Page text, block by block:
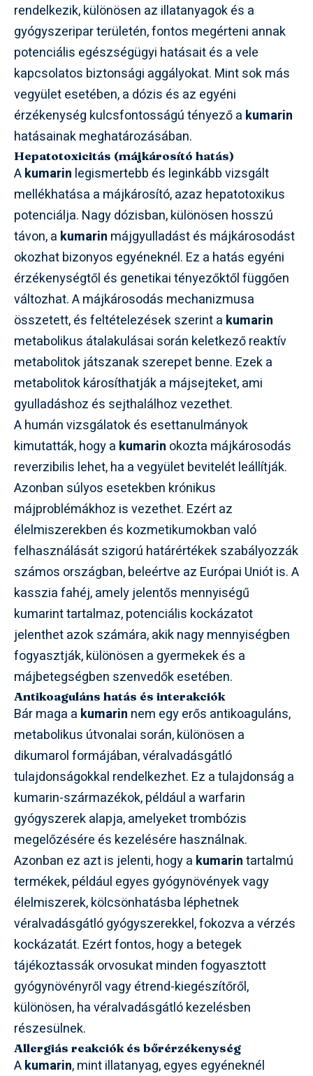
rendelkezik, különösen az illatanyagok és a
gyógyszeripar területén, fontos megérteni annak
potenciális egészségügyi hatásait és a vele
kapcsolatos biztonsági aggályokat. Mint sok más
vegyület esetében, a dózis és az egyéni
érzékenység kulcsfontosságú tényező a kumarin
hatásainak meghatározásában.
Hepatotoxicitás (májkárosító hatás)
Akumarin legismertebb és leginkább vizsgált
mellékhatása a májkárosító, azaz hepatotoxikus
potenciálja. Nagy dózisban, különösen hosszú
távon, a kumarin májgyulladást és májkárosodást
okozhat bizonyos egyéneknél. Ez a hatás egyéni
érzékenységtől és genetikai tényezőktől függően
változhat. A májkárosodás mechanizmusa
összetett, és feltételezések szerint a kumarin
metabolikus átalakulásai során keletkező reaktív
metabolitok játszanak szerepet benne. Ezek a
metabolitok károsíthatják a májsejteket, ami
gyulladáshoz és sejthalálhoz vezethet.
A humán vizsgálatok és esettanulmányok
kimutatták, hogy a kumarin okozta májkárosodás
reverzibilis lehet, ha a vegyület bevitelét leállítják.
Azonban súlyos esetekben krónikus
májproblémákhoz is vezethet. Ezért az
élelmiszerekben és kozmetikumokban való
felhasználását szigorú határértékek szabályozzák
számos országban, beleértve az Európai Uniót is. A
kasszia fahéj, amely jelentős mennyiségű
kumarint tartalmaz, potenciális kockázatot
jelenthet azok számára, akik nagy mennyiségben
fogyasztják, különösen a gyermekek és a
májbetegségben szenvedők esetében.
Antikoaguláns hatás és interakciók
Bár maga a kumarin nem egy erős antikoaguláns,
metabolikus útvonalai során, különösen a
dikumarol formájában, véralvadásgátló
tulajdonságokkal rendelkezhet. Ez a tulajdonság a
kumarin-származékok, például a warfarin
gyógyszerek alapja, amelyeket trombózis
megelőzésére és kezelésére használnak.
Azonban ez azt is jelenti, hogy a kumarintartalmú
termékek, például egyes gyógynövények vagy
élelmiszerek, kölcsönhatásba léphetnek
véralvadásgátló gyógyszerekkel, fokozva a vérzés
kockázatát. Ezért fontos, hogy a betegek
tájékoztassák orvosukat minden fogyasztott
gyógynövényről vagy étrend-kiegészítőről,
különösen, ha véralvadásgátló kezelésben
részesülnek.
Allergiás reakciók és bőrérzékenység
Akumarin, mint illatanyag, egyes egyéneknél